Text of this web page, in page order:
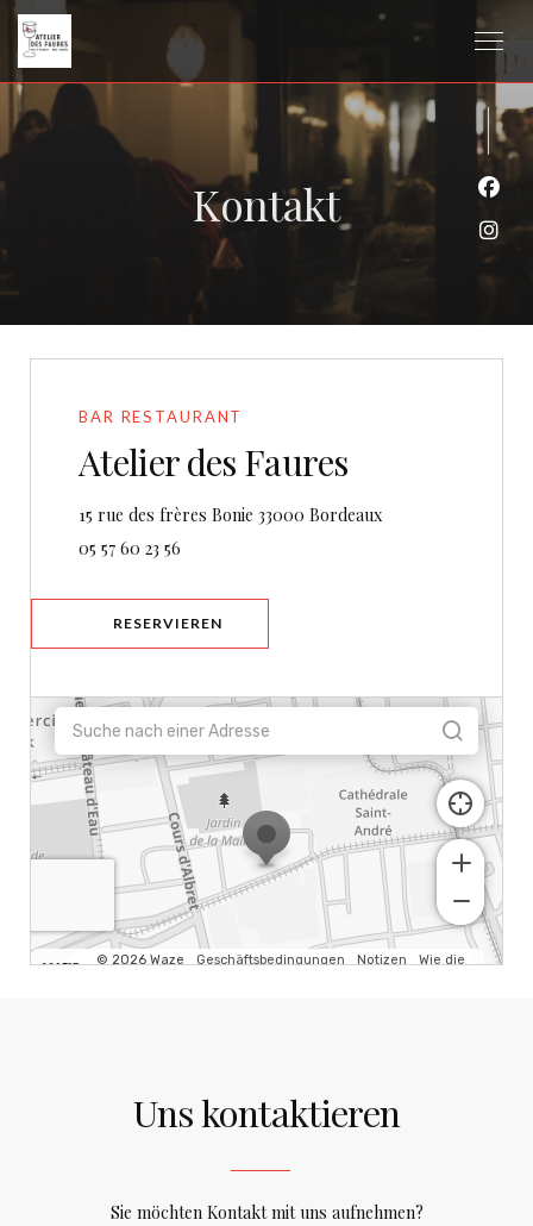
Kontakt
BAR RESTAURANT
Atelier des Faures
15 rue des frères Bonie 33000 Bordeaux((öffnet ein neues
05 57 60 23 56
RESERVIEREN
Uns kontaktieren
Sie möchten Kontakt mit uns aufnehmen?